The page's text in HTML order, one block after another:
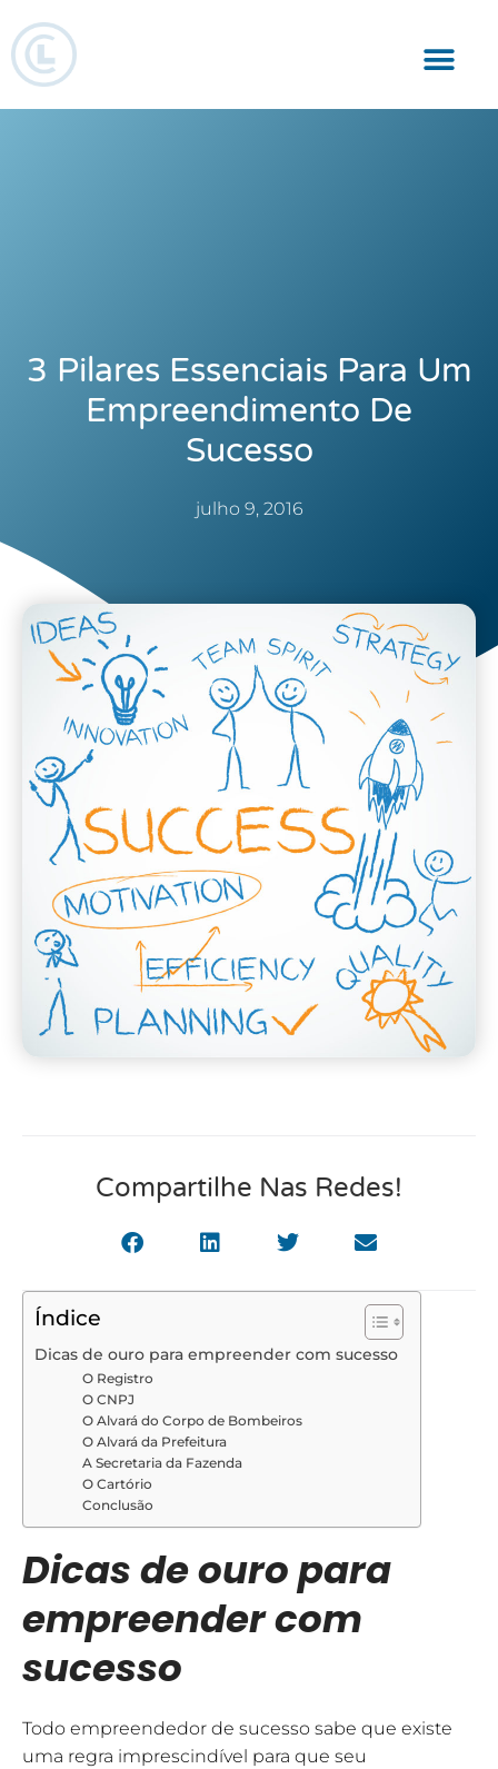
3 Pilares Essenciais Para Um
Empreendimento De
Sucesso
julho 9, 2016
Compartilhe Nas Redes!
Índice
Dicas de ouro para empreender com sucesso
O Registro
O CNPJ
O Alvará do Corpo de Bombeiros
O Alvará da Prefeitura
A Secretaria da Fazenda
O Cartório
Conclusão
Dicas de ouro para
empreender com
sucesso
Todo empreendedor de sucesso sabe que existe
uma regra imprescindível para que seu